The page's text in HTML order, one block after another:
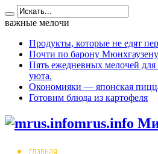
важные мелочи
Продукты, которые не едят
Почти по барону
Пять ежедневных мелочей
уюта.
Окономияки — японская
Готовим блюда из картофеля
mrus.info
главная